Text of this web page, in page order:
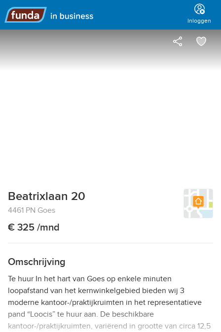
Hoofdmenu
Inloggen
Beatrixlaan 20
4461 PN Goes
€ 325 /mnd
Omschrijving
Te huur In het hart van Goes op enkele minuten
loopafstand van het kernwinkelgebied bieden wij 3
moderne kantoor-/praktijkruimten in het representatieve
pand “Loocis” te huur aan. De beschikbare
kantoor-/praktijkruimten, variërend in grootte van circa 12,5